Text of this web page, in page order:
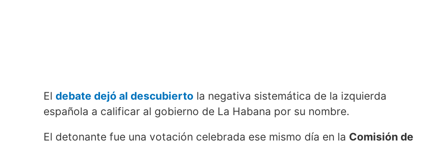
El debate dejó al descubierto la negativa sistemática de la izquierda
española a calificar al gobierno de La Habana por su nombre.
El detonante fue una votación celebrada ese mismo día en la Comisión de